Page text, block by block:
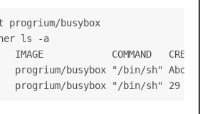
busybox
ls -a
ID   IMAGE
progrium/busybox "/bin/sh"
progrium/busybox "/bin/sh"